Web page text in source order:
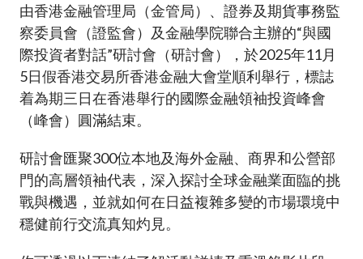
新聞稿及公布
加入本會
由香港金融管理局（金管局）、證券及期貨事務監
察委員會（證監會）及金融學院聯合主辦的“與國
際投資者對話”研討會（研討會），於2025年11月
5日假香港交易所香港金融大會堂順利舉行，標誌
着為期三日在香港舉行的國際金融領袖投資峰會
（峰會）圓滿結束。
研討會匯聚300位本地及海外金融、商界和公營部
門的高層領袖代表，深入探討全球金融業面臨的挑
戰與機遇，並就如何在日益複雜多變的市場環境中
穩健前行交流真知灼見。